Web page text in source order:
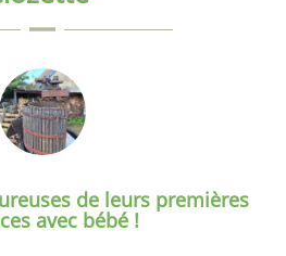
de leurs premières
avec bébé !